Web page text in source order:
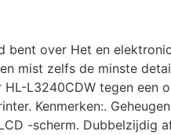
bent over Het en
mist zelfs de minste
L3240CDW tegen een
Kenmerken:.
-scherm. Dubbelzijdig